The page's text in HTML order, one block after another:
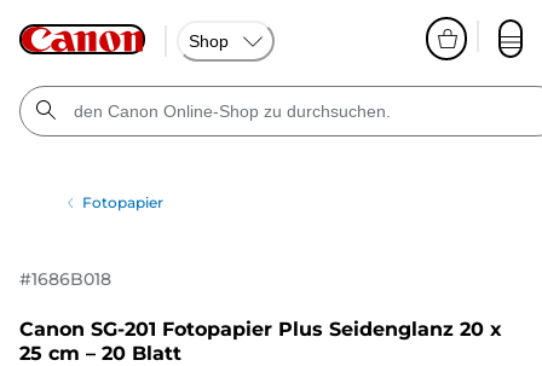
Shop
Fotopapier
#1686B018
Canon SG-201 Fotopapier Plus Seidenglanz 20 x
25 cm – 20 Blatt